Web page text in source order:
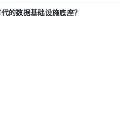
的数据基础设施底座？